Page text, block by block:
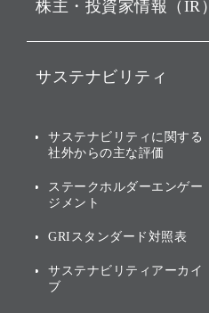
戦略
バリュー
ソフトバンクグループの歩
[AI] What dreams are made
ソフトバンク・ビジョン・
その他
グループ企業一覧
株主・投資家情報（IR）
IRカレンダー
業績・財務
アニュアルレポート
株主・投資家情報（IR）に
サステナビリティ
トップメッセージ
サステナビリティの考え方
ガバナンス
サステナビリティに関する
社外からの主な評価
ステークホルダーエンゲー
ジメント
GRIスタンダード対照表
サステナビリティアーカイ
ブ